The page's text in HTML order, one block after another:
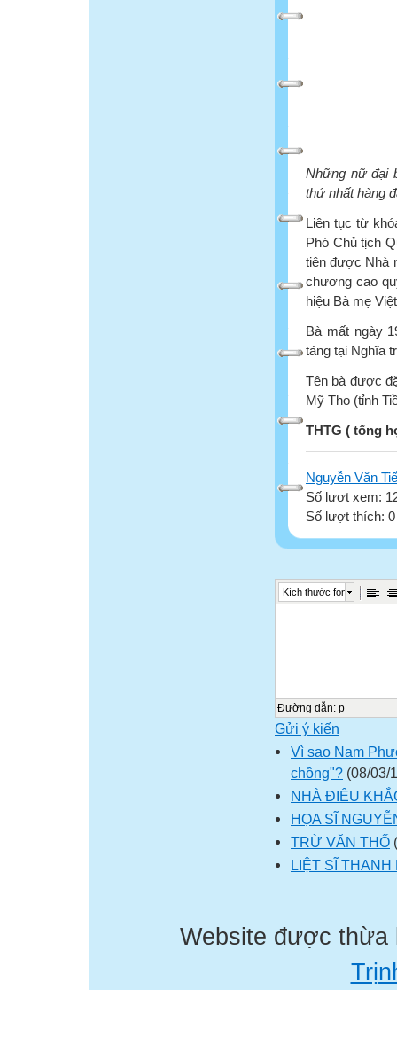
Những nữ đại
thứ nhất hàng
Liên tục từ
Phó Chủ tịch
tiên được Nhà
chương cao
hiệu Bà mẹ
Bà mất ngày
táng tại Nghĩa
Tên bà được
Mỹ Tho (tỉnh
THTG ( tổng
Nguyễn Văn
Số lượt xem:
Số lượt thích:
Kích thước font
Đường dẫn: p
Gửi ý kiến
Vì sao Nam
chồng"? (08/03/
NHÀ ĐIÊU
HỌA SĨ
TRỪ VĂN THỐ
LIỆT SĨ THANH
Website được